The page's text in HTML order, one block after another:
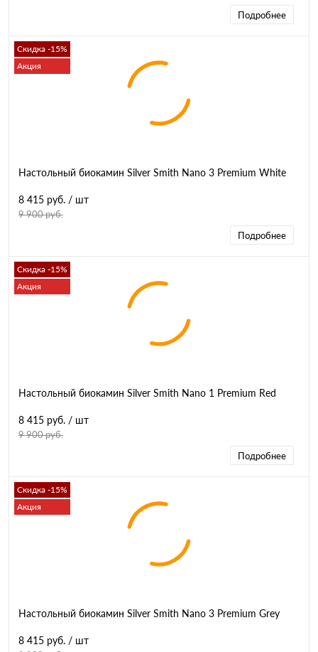
Подробнее
Скидка -15%
Акция
Настольный биокамин Silver Smith Nano 3 Premium White
8 415 руб. / шт
9 900 руб.
Подробнее
Скидка -15%
Акция
Настольный биокамин Silver Smith Nano 1 Premium Red
8 415 руб. / шт
9 900 руб.
Подробнее
Скидка -15%
Акция
Настольный биокамин Silver Smith Nano 3 Premium Grey
8 415 руб. / шт